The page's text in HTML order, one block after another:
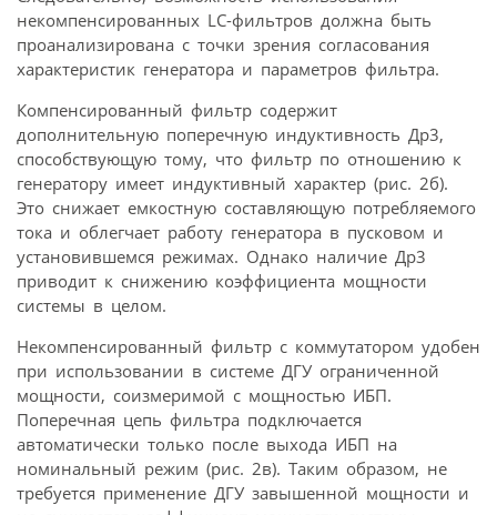
некомпенсированных LC-фильтров должна быть
проанализирована с точки зрения согласования
характеристик генератора и параметров фильтра.
Компенсированный фильтр содержит
дополнительную поперечную индуктивность Др3,
способствующую тому, что фильтр по отношению к
генератору имеет индуктивный характер (рис. 2б).
Это снижает емкостную составляющую потребляемого
тока и облегчает работу генератора в пусковом и
установившемся режимах. Однако наличие Др3
приводит к снижению коэффициента мощности
системы в целом.
Некомпенсированный фильтр с коммутатором удобен
при использовании в системе ДГУ ограниченной
мощности, соизмеримой с мощностью ИБП.
Поперечная цепь фильтра подключается
автоматически только после выхода ИБП на
номинальный режим (рис. 2в). Таким образом, не
требуется применение ДГУ завышенной мощности и